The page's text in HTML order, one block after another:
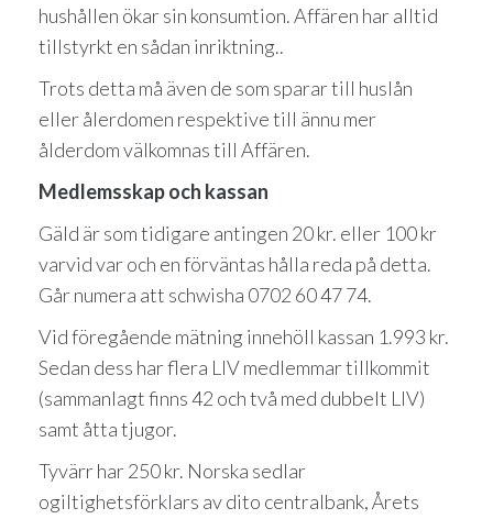
hushållen ökar sin konsumtion. Affären har alltid
tillstyrkt en sådan inriktning..
Trots detta må även de som sparar till huslån
eller ålerdomen respektive till ännu mer
ålderdom välkomnas till Affären.
Medlemsskap och kassan
Gäld är som tidigare antingen 20 kr. eller 100 kr
varvid var och en förväntas hålla reda på detta.
Går numera att schwisha 0702 60 47 74.
Vid föregående mätning innehöll kassan 1.993 kr.
Sedan dess har flera LIV medlemmar tillkommit
(sammanlagt finns 42 och två med dubbelt LIV)
samt åtta tjugor.
Tyvärr har 250 kr. Norska sedlar
ogiltighetsförklars av dito centralbank, Årets